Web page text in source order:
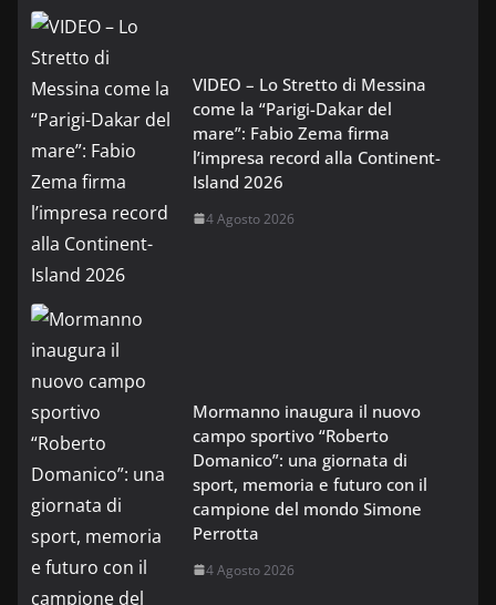
VIDEO – Lo Stretto di Messina
come la “Parigi-Dakar del
mare”: Fabio Zema firma
l’impresa record alla Continent-
Island 2026
4 Agosto 2026
Mormanno inaugura il nuovo
campo sportivo “Roberto
Domanico”: una giornata di
sport, memoria e futuro con il
campione del mondo Simone
Perrotta
4 Agosto 2026